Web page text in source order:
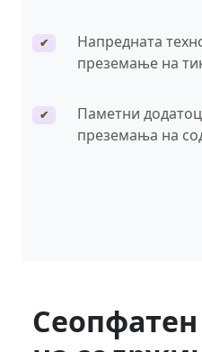
✔
Напредната
преземање на
✔
Паметни
преземања на